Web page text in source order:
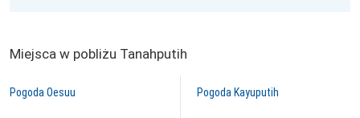
Miejsca w pobliżu Tanahputih
Pogoda Oesuu Pogoda Kayuputih